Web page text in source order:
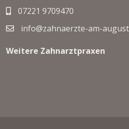
07221 9709470
info@zahnaerzte-am-
Weitere Zahnarztpraxen